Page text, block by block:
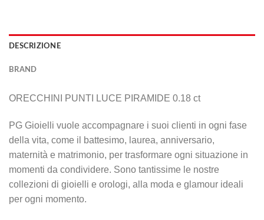
DESCRIZIONE
BRAND
ORECCHINI PUNTI LUCE PIRAMIDE 0.18 ct
PG Gioielli vuole accompagnare i suoi clienti in ogni fase
della vita, come il battesimo, laurea, anniversario,
maternità e matrimonio, per trasformare ogni situazione in
momenti da condividere. Sono tantissime le nostre
collezioni di gioielli e orologi, alla moda e glamour ideali
per ogni momento.